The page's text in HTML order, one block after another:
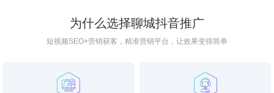
为什么选择聊城抖音推广
短视频SEO+营销获客，精准营销平台，让效果变得简单